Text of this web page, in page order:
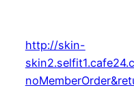
http://skin-